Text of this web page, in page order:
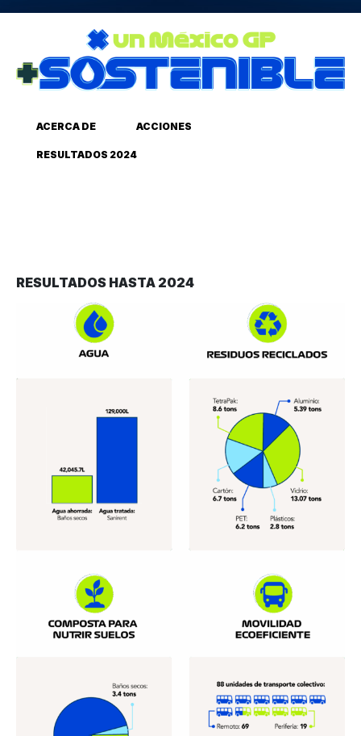
ACERCA DE ACCIONES
RESULTADOS 2024
RESULTADOS HASTA 2024